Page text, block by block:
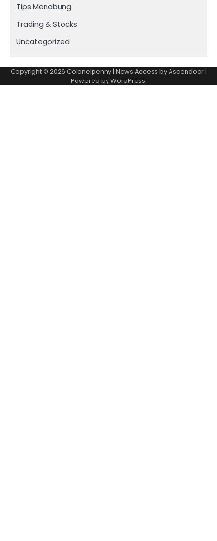
Tips Menabung
Trading & Stocks
Uncategorized
Copyright © 2026 Colonelpenny| News Access byAscendoor|
Powered byWordPress.